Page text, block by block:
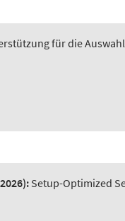
für die
Setup-Optimized